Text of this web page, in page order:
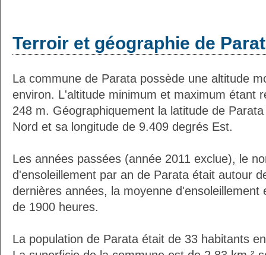
Terroir et géographie de
La commune de Parata possède une altitude
environ. L'altitude minimum et maximum étant
248 m. Géographiquement la latitude de
Nord et sa longitude de 9.409 degrés Est.
Les années passées (année 2011 exclue), le
d'ensoleillement par an de Parata était autour
dernières années, la moyenne d'ensoleillement
de 1900 heures.
La population de Parata était de 33 habitants